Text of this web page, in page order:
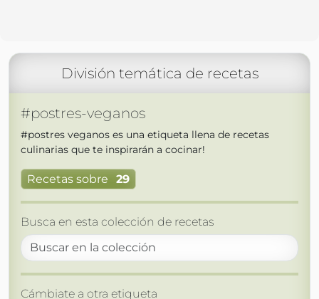
División temática de recetas
#postres-veganos
#postres veganos es una etiqueta llena de recetas
culinarias que te inspirarán a cocinar!
Recetas sobre 29
Busca en esta colección de recetas
Cámbiate a otra etiqueta